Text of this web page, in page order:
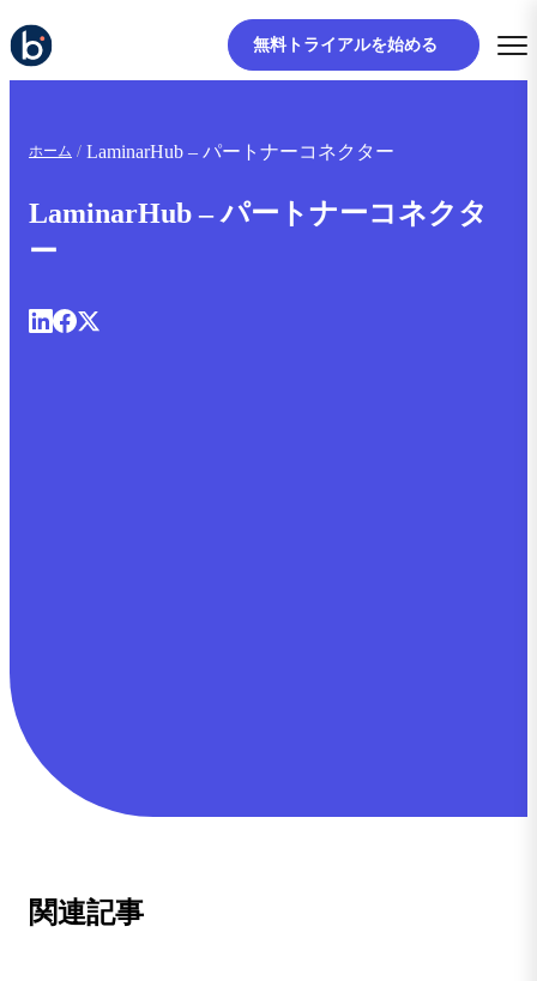
無料トライアルを始める
ホーム LaminarHub – パートナーコネクター
LaminarHub – パートナーコネクタ
ー
関連記事